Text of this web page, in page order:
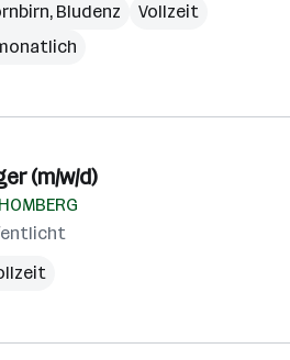
, Bludenz
Vollzeit
(m/w/d)